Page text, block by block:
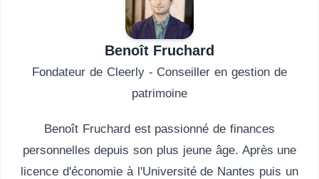
Benoît Fruchard
Fondateur de Cleerly - Conseiller en gestion de
patrimoine
Benoît Fruchard est passionné de finances
personnelles depuis son plus jeune âge. Après une
licence d'économie à l'Université de Nantes puis un